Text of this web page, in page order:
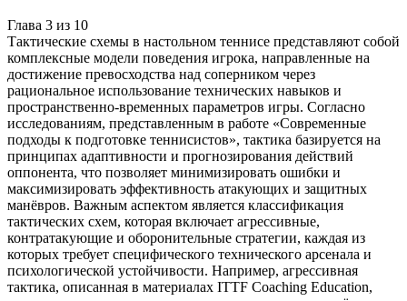
Глава 3 из 10
Тактические схемы в настольном теннисе представляют собой
комплексные модели поведения игрока, направленные на
достижение превосходства над соперником через
рациональное использование технических навыков и
пространственно-временных параметров игры. Согласно
исследованиям, представленным в работе «Современные
подходы к подготовке теннисистов», тактика базируется на
принципах адаптивности и прогнозирования действий
оппонента, что позволяет минимизировать ошибки и
максимизировать эффективность атакующих и защитных
манёвров. Важным аспектом является классификация
тактических схем, которая включает агрессивные,
контратакующие и оборонительные стратегии, каждая из
которых требует специфического технического арсенала и
психологической устойчивости. Например, агрессивная
тактика, описанная в материалах ITTF Coaching Education,